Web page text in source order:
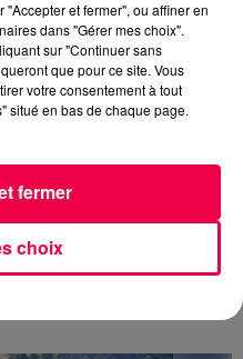
et fermer", ou affiner en
dans "Gérer mes choix".
sur "Continuer sans
que pour ce site. Vous
votre consentement à tout
situé en bas de chaque page.
choix
fermer